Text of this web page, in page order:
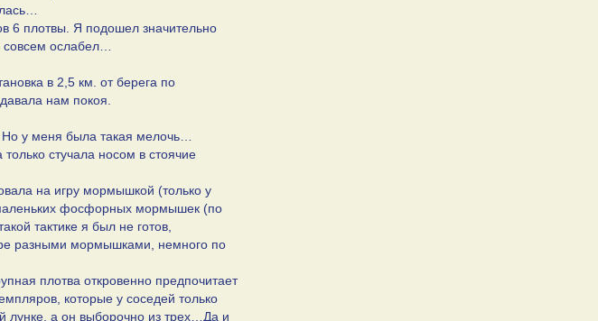
6 плотвы. Я подошел значительно
совсем ослабел…
в 2,5 км. от берега по
нам покоя.
у меня была такая мелочь…
стучала носом в стоячие
на игру мормышкой (только у
фосфорных мормышек (по
тактике я был не готов,
разными мормышками, немного по
плотва откровенно предпочитает
которые у соседей только
лунке, а он выборочно из трех…Да и